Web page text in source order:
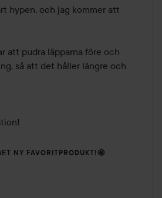
hypen, och jag kommer att
att pudra läpparna före och
så att det håller längre och
NY FAVORITPRODUKT!🤩